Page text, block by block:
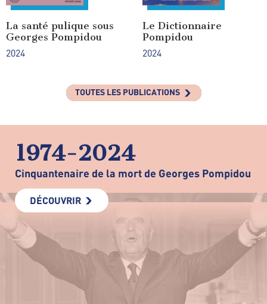
La santé pulique sous
Georges Pompidou
2024
Le Dictionnaire
Pompidou
2024
TOUTES LES PUBLICATIONS
1974-2024
Cinquantenaire de la mort de Georges Pompidou
DÉCOUVRIR